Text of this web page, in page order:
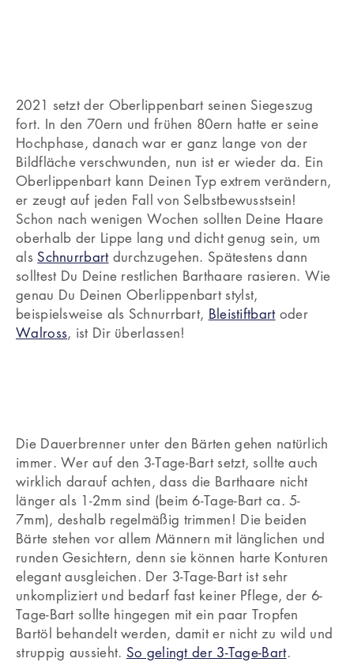
2021 setzt der Oberlippenbart seinen Siegeszug
fort. In den 70ern und frühen 80ern hatte er seine
Hochphase, danach war er ganz lange von der
Bildfläche verschwunden, nun ist er wieder da. Ein
Oberlippenbart kann Deinen Typ extrem verändern,
er zeugt auf jeden Fall von Selbstbewusstsein!
Schon nach wenigen Wochen sollten Deine Haare
oberhalb der Lippe lang und dicht genug sein, um
als Schnurrbartdurchzugehen. Spätestens dann
solltest Du Deine restlichen Barthaare rasieren. Wie
genau Du Deinen Oberlippenbart stylst,
beispielsweise als Schnurrbart, Bleistiftbartoder
Walross, ist Dir überlassen!
Die Dauerbrenner unter den Bärten gehen natürlich
immer. Wer auf den 3-Tage-Bart setzt, sollte auch
wirklich darauf achten, dass die Barthaare nicht
länger als 1-2mm sind (beim 6-Tage-Bart ca. 5-
7mm), deshalb regelmäßig trimmen! Die beiden
Bärte stehen vor allem Männern mit länglichen und
runden Gesichtern, denn sie können harte Konturen
elegant ausgleichen. Der 3-Tage-Bart ist sehr
unkompliziert und bedarf fast keiner Pflege, der 6-
Tage-Bart sollte hingegen mit ein paar Tropfen
Bartöl behandelt werden, damit er nicht zu wild und
struppig aussieht. So gelingt der 3-Tage-Bart.